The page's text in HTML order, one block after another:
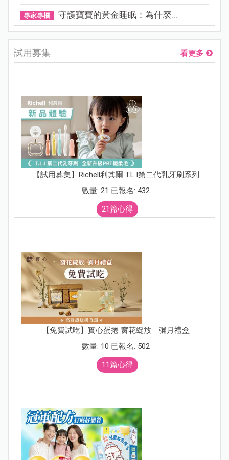
專家專欄 守護寶寶的黃金睡眠：為什麼...
試用募集 看更多
【試用募集】Richell利其爾 T.L.I第二代乳牙刷系列
數量: 21 已報名: 432
21篇心得
【免費試吃】實心蛋捲 窗花綻放｜彌月禮盒
數量: 10 已報名: 502
11篇心得